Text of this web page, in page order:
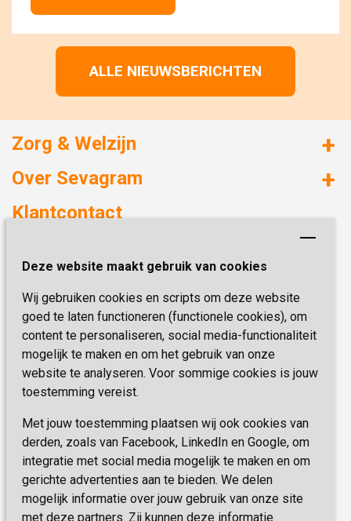
Deze website maakt gebruik van cookies
Wij gebruiken cookies en scripts om deze website
goed te laten functioneren (functionele cookies), om
content te personaliseren, social media-functionaliteit
mogelijk te maken en om het gebruik van onze
website te analyseren. Voor sommige cookies is jouw
toestemming vereist.
Met jouw toestemming plaatsen wij ook cookies van
derden, zoals van Facebook, LinkedIn en Google, om
integratie met social media mogelijk te maken en om
gerichte advertenties aan te bieden. We delen
mogelijk informatie over jouw gebruik van onze site
met deze partners. Zij kunnen deze informatie
ALLE NIEUWSBERICHTEN
Zorg & Welzijn
Huizen met zorg
Onze specialiteiten
Over Sevagram
Duurzaamheid
Kwaliteit & Klantbeleving
Missie & Visie
Vastgoed
Innovatie
Klantcontact
6419 PB Heerlen
Telefoon:0900 777 4 777
E-mail:zorgbemiddeling@sevagram.nl
Schrijf je nu in!
Blijf op de hoogte van de laatste activiteiten en
nieuwtjes met onze nieuwsbrief
INSCHRIJVEN